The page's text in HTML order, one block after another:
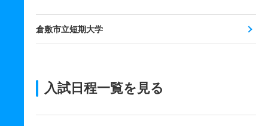
倉敷市立短期大学
入試日程一覧を見る